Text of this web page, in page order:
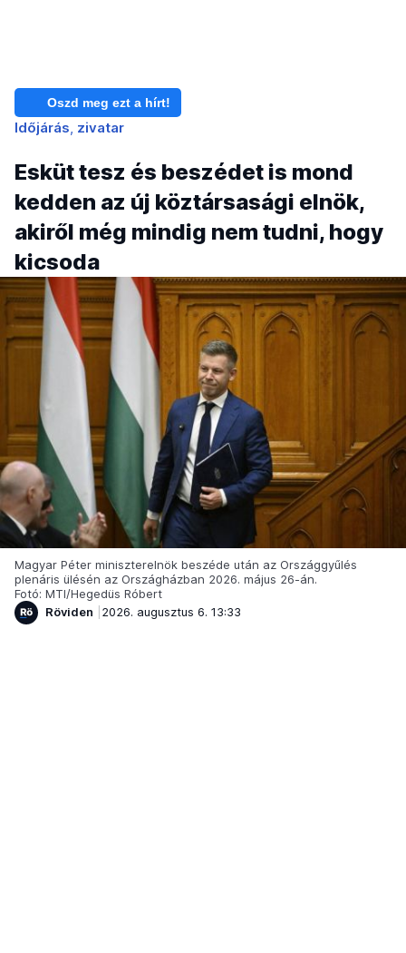
Oszd meg ezt a hírt!
Időjárás zivatar
Esküt tesz és beszédet is mond
kedden az új köztársasági elnök,
akiről még mindig nem tudni, hogy
kicsoda
Magyar Péter miniszterelnök beszéde után az Országgyűlés
plenáris ülésén az Országházban 2026. május 26-án.
Fotó: MTI/Hegedüs Róbert
Röviden
2026. augusztus 6. 13:33